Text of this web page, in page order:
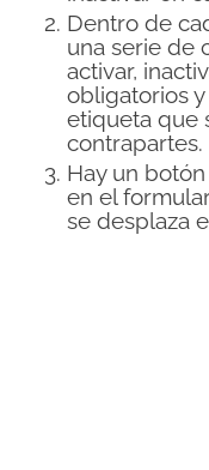
Dentro de
una serie de
activar,
obligatorios
etiqueta que
contrapartes.
Hay un
en el
se desplaza